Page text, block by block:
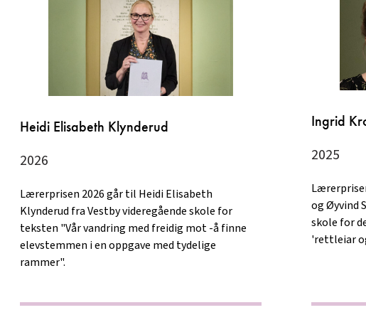
Heidi Elisabeth Klynderud
2026
Lærerprisen 2026 går til Heidi Elisabeth
Klynderud fra Vestby videregående skole for
teksten "Vår vandring med freidig mot -å finne
elevstemmen i en oppgave med tydelige
rammer".
Ingrid
2025
og Øyvind
skole for
'rettleiar